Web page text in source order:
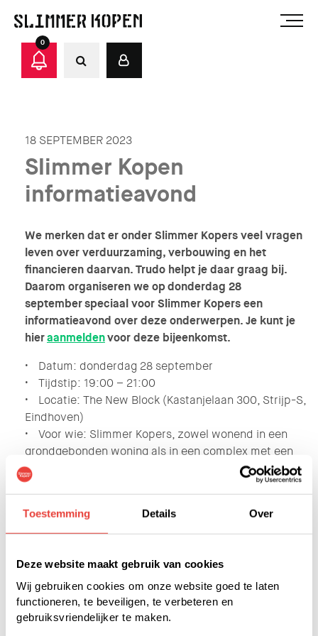
Toestemming Details Over
Deze website maakt gebruik van cookies
Wij gebruiken cookies om onze website goed te laten
functioneren, te beveiligen, te verbeteren en
gebruiksvriendelijker te maken.
0
18 SEPTEMBER 2023
Slimmer Kopen
informatieavond
We merken dat er onder Slimmer Kopers veel vragen
leven over verduurzaming, verbouwing en het
financieren daarvan. Trudo helpt je daar graag bij.
Daarom organiseren we op donderdag 28
september speciaal voor Slimmer Kopers een
informatieavond over deze onderwerpen. Je kunt je
hieraanmeldenvoor deze bijeenkomst.
• Datum: donderdag 28 september
• Tijdstip: 19:00 – 21:00
• Locatie: The New Block (Kastanjelaan 300, Strijp-S,
Eindhoven)
• Voor wie: Slimmer Kopers, zowel wonend in een
grondgebonden woning als in een complex met een
Vereniging van Eigenaren (VvE)
• Thema’s: verduurzaming, verbouwing en
• Deadline aanmelden: donderdag 21 september
Tijdens de bijeenkomst starten we met uitleg over het
beleid is van Trudo ten aanzien van verbouwen en
verduurzamen. Ook vertellen we je meer over
financieringsmogelijkheden. Daarna gaan we uiteen in